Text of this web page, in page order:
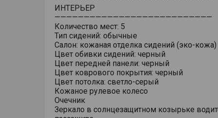
ИНТЕРЬЕР
———————————————————————————
Количество мест: 5
Тип сидений: обычные
Салон: кожаная отделка сидений (эко-кожа)
Цвет обивки сидений: черный
Цвет передней панели: черный
Цвет коврового покрытия: черный
Цвет потолка: светло-серый
Кожаное рулевое колесо
Очечник
Зеркало в солнцезащитном козырьке